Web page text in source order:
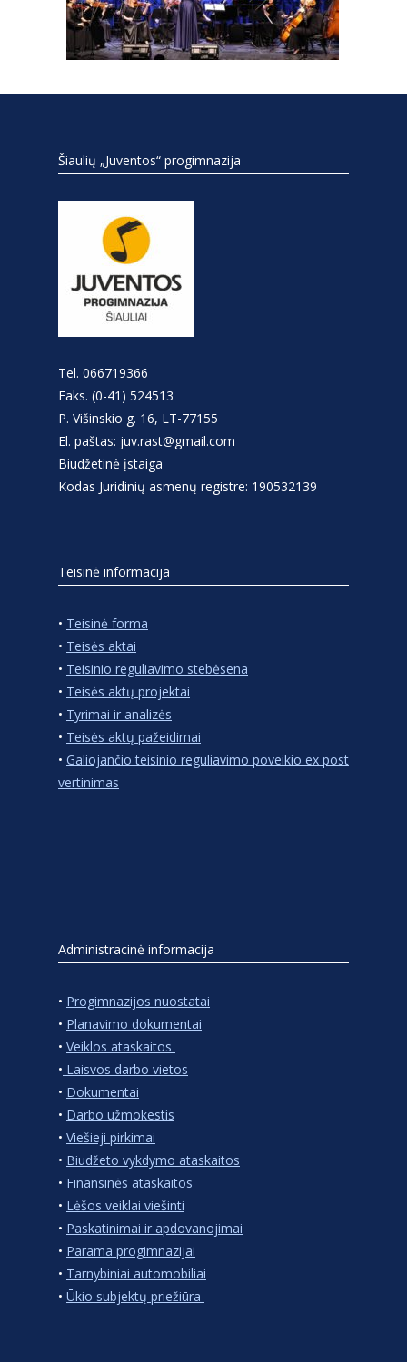
Šiaulių „Juventos“ progimnazija
Tel. 066719366
Faks. (0-41) 524513
P. Višinskio g. 16, LT-77155
El. paštas: juv.rast@gmail.com
Biudžetinė įstaiga
Kodas Juridinių asmenų registre: 190532139
Teisinė informacija
• Teisinė forma
• Teisės aktai
• Teisinio reguliavimo stebėsena
• Teisės aktų projektai
• Tyrimai ir analizės
• Teisės aktų pažeidimai
• Galiojančio teisinio reguliavimo poveikio ex post
vertinimas
Administracinė informacija
• Progimnazijos nuostatai
• Planavimo dokumentai
• Veiklos ataskaitos
• Laisvos darbo vietos
• Dokumentai
• Darbo užmokestis
• Viešieji pirkimai
• Biudžeto vykdymo ataskaitos
• Finansinės ataskaitos
• Lėšos veiklai viešinti
• Paskatinimai ir apdovanojimai
• Parama progimnazijai
• Tarnybiniai automobiliai
• Ūkio subjektų priežiūra